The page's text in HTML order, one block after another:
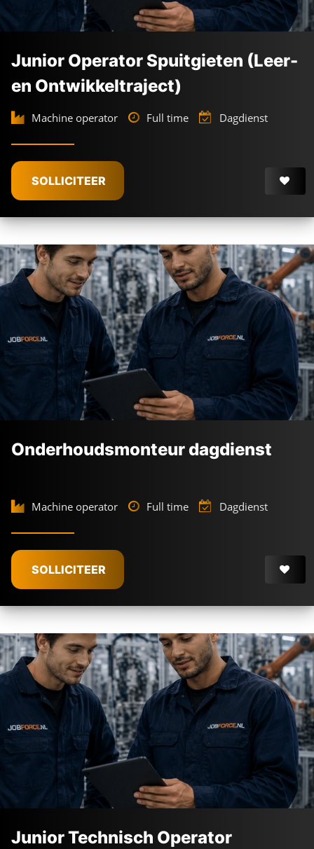
Junior Operator Spuitgieten (Leer-
en Ontwikkeltraject)
Machine operator Full time Dagdienst
SOLLICITEER
Onderhoudsmonteur dagdienst
Machine operator Full time Dagdienst
SOLLICITEER
Junior Technisch Operator